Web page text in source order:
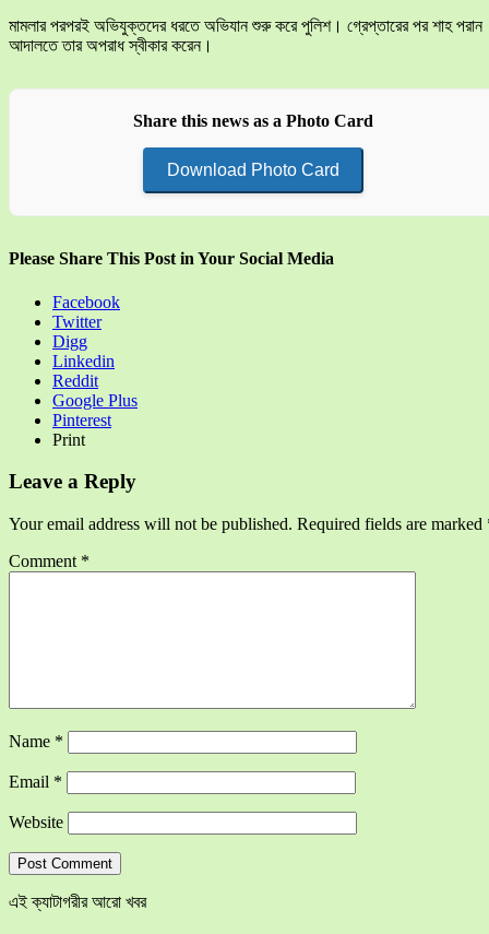
মামলার পরপরই অভিযুক্তদের ধরতে অভিযান শুরু করে পুলিশ। গ্রেপ্তারের পর শাহ পরান
আদালতে তার অপরাধ স্বীকার করেন।
Share this news as a Photo Card
Download Photo Card
Please Share This Post in Your Social Media
Facebook
Twitter
Digg
Linkedin
Reddit
Google Plus
Pinterest
Print
Leave a Reply
Your email address will not be published. Required fields are marked
Comment *
Name *
Email *
Website
এই ক্যাটাগরীর আরো খবর